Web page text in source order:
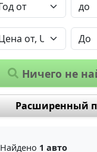
Ничего не
Расширенный
Найдено 1 авто